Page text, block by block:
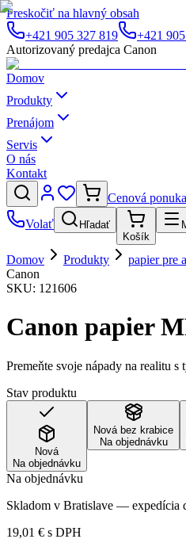
Preskočiť na hlavný obsah
+421 905 327 819
+421
Autorizovaný predajca Canon
Domov
Produkty
Prenájom
Servis
O nás
Kontakt
Cenová ponuka
Volať
Hľadať
Košík
Domov Produkty papier pre
Canon
SKU: 121606
Canon papier
Premeňte svoje nápady na realitu s
Stav produktu
Nová
Na objednávku
Nová bez krabice
Na objednávku
Na objednávku
Skladom v Bratislave — expedícia
19,01 € s DPH